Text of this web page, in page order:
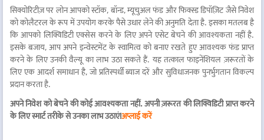
सिक्योरिटीज़ पर लोन आपको स्टॉक, बॉन्ड, म्यूचुअल फंड और फिक्स्ड डिपॉज़िट जैसे निवेश
को कोलैटरल के रूप में उपयोग करके पैसे उधार लेने की अनुमति देता है. इसका मतलब है
कि आपको लिक्विडिटी एक्सेस करने के लिए अपने एसेट बेचने की आवश्यकता नहीं है.
इसके बजाय, आप अपने इन्वेस्टमेंट के स्वामित्व को बनाए रखते हुए आवश्यक फंड प्राप्त
करने के लिए उनकी वैल्यू का लाभ उठा सकते हैं. यह तत्काल फाइनेंशियल ज़रूरतों के
लिए एक आदर्श समाधान है, जो प्रतिस्पर्धी ब्याज दरें और सुविधाजनक पुनर्भुगतान विकल्प
प्रदान करता है.
अपने निवेश को बेचने की कोई आवश्यकता नहीं. अपनी ज़रूरत की लिक्विडिटी प्राप्त करने
के लिए स्मार्ट तरीके से उनका लाभ उठाएं!अप्लाई करें